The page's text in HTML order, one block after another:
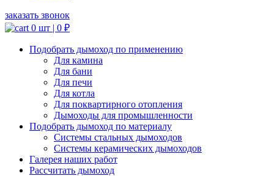
заказать звонок
0 шт | 0 ₽
Подобрать дымоход по применению
Для камина
Для бани
Для печи
Для котла
Для поквартирного отопления
Дымоходы для промышленности
Подобрать дымоход по материалу
Системы стальных дымоходов
Системы керамических дымоходов
Галерея наших работ
Рассчитать дымоход